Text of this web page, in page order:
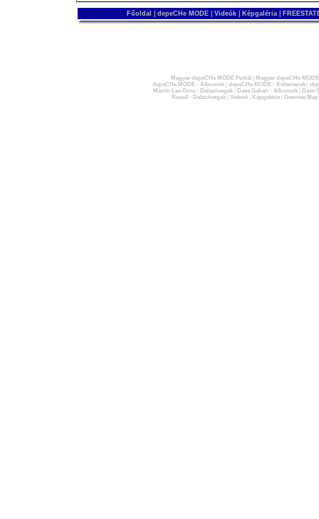
Főoldal depeCHe MODE Videók Képgaléria
Magyar depeCHe MODE Portál
Magyar depeCHe
depeCHe MODE - Albumok| depeCHe MODE - Kislemezek|
Martin Lee Gore - Dalszövegek| Dave Gahan - Albumok|
Dave
Recoil - Dalszövegek| Videók| Képgaléria| Devotee Map